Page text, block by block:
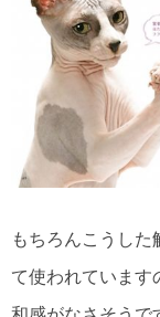
もちろんこうし
て使われています